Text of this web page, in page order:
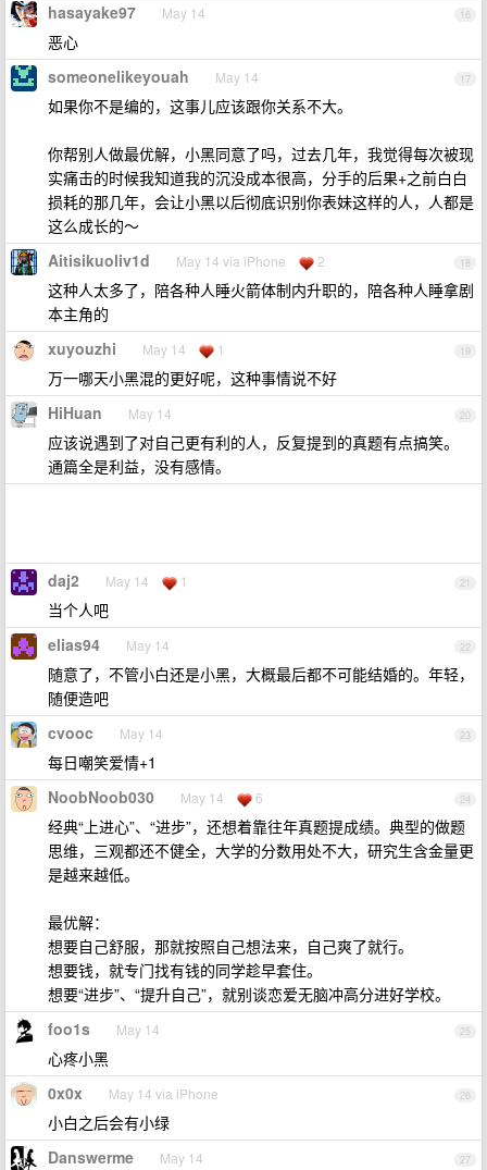
16
hasayake97 May 14
恶心
17
someonelikeyouah May 14
如果你不是编的，这事儿应该跟你关系不大。
你帮别人做最优解，小黑同意了吗，过去几年，我觉得每次被现
实痛击的时候我知道我的沉没成本很高，分手的后果+之前白白
损耗的那几年，会让小黑以后彻底识别你表妹这样的人，人都是
这么成长的～
18
Aitisikuoliv1d May 14 via iPhone 2
这种人太多了，陪各种人睡火箭体制内升职的，陪各种人睡拿剧
本主角的
19
xuyouzhi May 14 1
万一哪天小黑混的更好呢，这种事情说不好
20
HiHuan May 14
应该说遇到了对自己更有利的人，反复提到的真题有点搞笑。
通篇全是利益，没有感情。
21
daj2 May 14 1
当个人吧
22
elias94 May 14
随意了，不管小白还是小黑，大概最后都不可能结婚的。年轻，
随便造吧
23
cvooc May 14
每日嘲笑爱情+1
24
NoobNoob030 May 14 6
经典“上进心”、“进步”，还想着靠往年真题提成绩。典型的做题
思维，三观都还不健全，大学的分数用处不大，研究生含金量更
是越来越低。
最优解：
想要自己舒服，那就按照自己想法来，自己爽了就行。
想要钱，就专门找有钱的同学趁早套住。
想要“进步”、“提升自己”，就别谈恋爱无脑冲高分进好学校。
25
foo1s May 14
心疼小黑
26
0x0x May 14 via iPhone
小白之后会有小绿
27
Danswerme May 14